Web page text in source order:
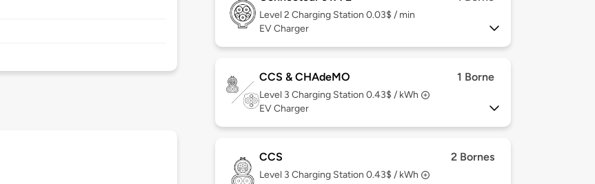
Level 2 Charging Station 0.03$ / min
EV Charger
CCS & CHAdeMO 1 Borne
Level 3 Charging Station 0.43$ / kWh
EV Charger
CCS 2 Bornes
Level 3 Charging Station 0.43$ / kWh